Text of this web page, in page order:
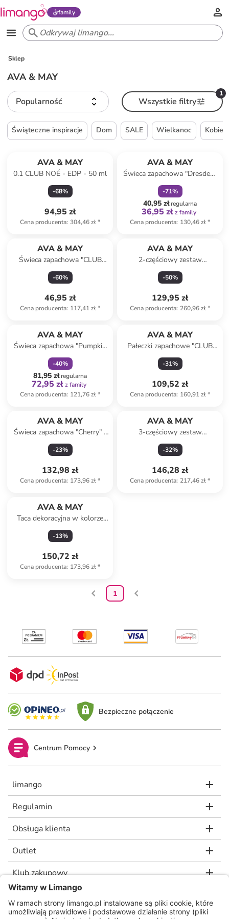
family
Sklep
AVA & MAY
Popularność
1
Wszystkie filtry
Świąteczne inspiracje Dom SALE Wielkanoc
AVA & MAY
0.1 CLUB NOÉ - EDP - 50 ml
-68%
94,95 zł
Cena producenta: 304,46 zł*
AVA & MAY
Świeca zapachowa "Dresden"
- 180 g
-71%
40,95 złregularna
36,95 zł z family
Cena producenta: 130,46 zł*
AVA & MAY
Świeca zapachowa "CLUB
NOÈ 0.3" - 150 g
-60%
46,95 zł
Cena producenta: 117,41 zł*
AVA & MAY
2-częściowy zestaw
prezentowy "Crispy Sweet" -
180 g
-50%
129,95 zł
Cena producenta: 260,96 zł*
AVA & MAY
Świeca zapachowa "Pumpkin
Pie" - 180 g
-40%
81,95 złregularna
72,95 zł z family
Cena producenta: 121,76 zł*
AVA & MAY
Pałeczki zapachowe "CLUB
NOÈ 0.2" - 150 ml
-31%
109,52 zł
Cena producenta: 160,91 zł*
AVA & MAY
Świeca zapachowa "Cherry" -
350 g
-23%
132,98 zł
Cena producenta: 173,96 zł*
AVA & MAY
3-częściowy zestaw
"Northpole" w kolorze
zielono-czerwonym - 75 g
-32%
146,28 zł
Cena producenta: 217,46 zł*
AVA & MAY
Taca dekoracyjna w kolorze
jasnobrązowym - 40 x 20 cm
-13%
150,72 zł
Cena producenta: 173,96 zł*
1
Bezpieczne połączenie
Centrum Pomocy
limango
Regulamin
Obsługa klienta
Outlet
Klub zakupowy